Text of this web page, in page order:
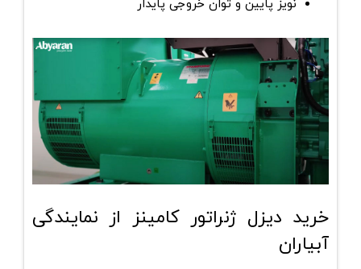
نویز پایین و توان خروجی پایدار
خرید دیزل ژنراتور کامینز از نمایندگی
آبیاران